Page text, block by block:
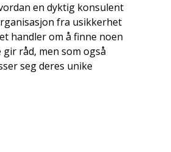
en dyktig konsulent
fra usikkerhet
handler om å finne noen
råd, men som også
seg deres unike